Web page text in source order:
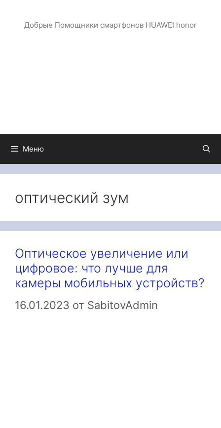
Добрые Помощники смартфонов HUAWEI honor
Меню
оптический зум
Оптическое увеличение или
цифровое: что лучше для
камеры мобильных устройств?
16.01.2023 от SabitovAdmin